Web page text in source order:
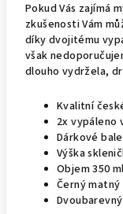
Pokud Vás zajímá
zkušenosti Vám
díky dvojitému
však
dlouho vydržela,
Kvalitní
2x vypáleno
Dárkové
Výška
Objem 350 ml
Černý